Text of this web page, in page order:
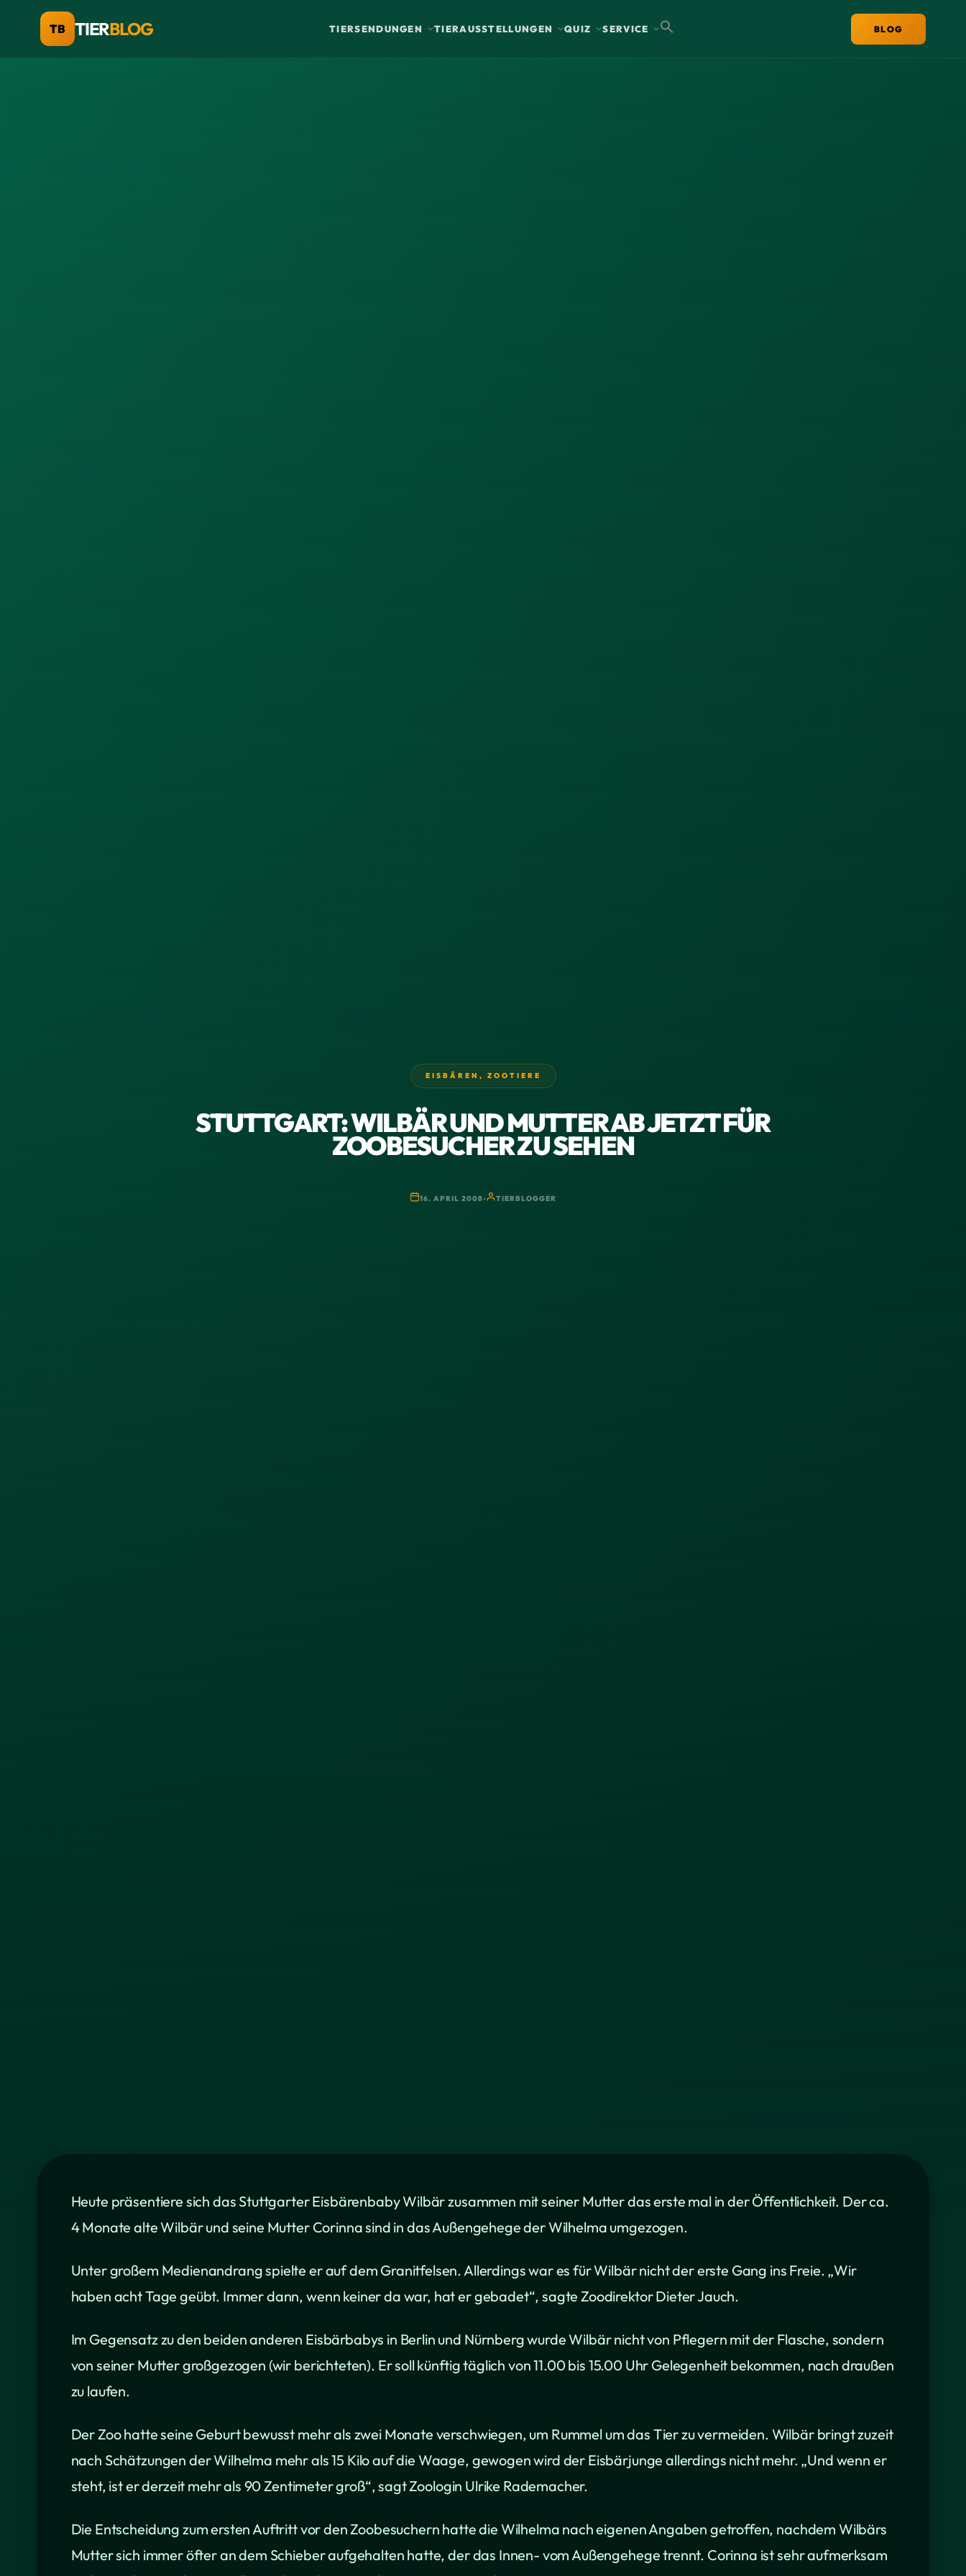
TB TIERBLOG TIERSENDUNGEN TIERAUSSTELLUNGEN QUIZ SERVICE BLOG
EISBÄREN , ZOOTIERE
STUTTGART: WILBÄR UND MUTTER AB JETZT FÜR
ZOOBESUCHER ZU SEHEN
16. APRIL 2008 TIERBLOGGER
Heute präsentiere sich das Stuttgarter Eisbärenbaby Wilbär zusammen mit seiner Mutter das erste mal in der Öffentlichkeit. Der ca.
4 Monate alte Wilbär und seine Mutter Corinna sind in das Außengehege der Wilhelma umgezogen.
Unter großem Medienandrang spielte er auf dem Granitfelsen. Allerdings war es für Wilbär nicht der erste Gang ins Freie. „Wir
haben acht Tage geübt. Immer dann, wenn keiner da war, hat er gebadet“, sagte Zoodirektor Dieter Jauch.
Im Gegensatz zu den beiden anderen Eisbärbabys in Berlin und Nürnberg wurde Wilbär nicht von Pflegern mit der Flasche, sondern
von seiner Mutter großgezogen (wir berichteten). Er soll künftig täglich von 11.00 bis 15.00 Uhr Gelegenheit bekommen, nach draußen
zu laufen.
Der Zoo hatte seine Geburt bewusst mehr als zwei Monate verschwiegen, um Rummel um das Tier zu vermeiden. Wilbär bringt zuzeit
nach Schätzungen der Wilhelma mehr als 15 Kilo auf die Waage, gewogen wird der Eisbärjunge allerdings nicht mehr. „Und wenn er
steht, ist er derzeit mehr als 90 Zentimeter groß“, sagt Zoologin Ulrike Rademacher.
Die Entscheidung zum ersten Auftritt vor den Zoobesuchern hatte die Wilhelma nach eigenen Angaben getroffen, nachdem Wilbärs
Mutter sich immer öfter an dem Schieber aufgehalten hatte, der das Innen- vom Außengehege trennt. Corinna ist sehr aufmerksam